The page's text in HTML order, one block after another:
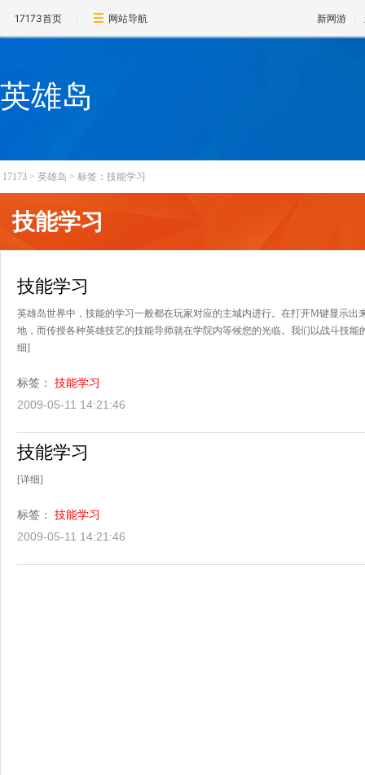
17173首页 网站导航 新网游
英雄岛
17173 > 英雄岛 > 标签：技能学习
技能学习
技能学习
英雄岛世界中，技能的学习一般都在玩家对应的主城内进行。在打开M键显示出
地，而传授各种英雄技艺的技能导师就在学院内等候您的光临。我们以战斗技能
细]
标签： 技能学习
2009-05-11 14:21:46
技能学习
[详细]
标签： 技能学习
2009-05-11 14:21:46